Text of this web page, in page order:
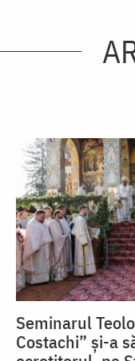
Seminarul
Costachi” și-a